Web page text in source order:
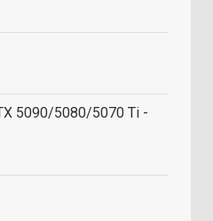
5090/5080/5070 Ti -